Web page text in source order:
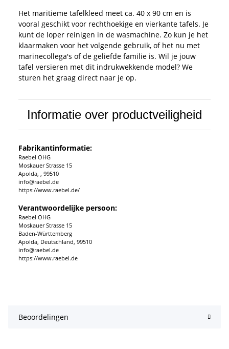
Het maritieme tafelkleed meet ca. 40 x 90 cm en is
vooral geschikt voor rechthoekige en vierkante tafels. Je
kunt de loper reinigen in de wasmachine. Zo kun je het
klaarmaken voor het volgende gebruik, of het nu met
marinecollega's of de geliefde familie is. Wil je jouw
tafel versieren met dit indrukwekkende model? We
sturen het graag direct naar je op.
Informatie over productveiligheid
Fabrikantinformatie:
Raebel OHG
Moskauer Strasse 15
Apolda, , 99510
info@raebel.de
https://www.raebel.de/
Verantwoordelijke persoon:
Raebel OHG
Moskauer Strasse 15
Baden-Württemberg
Apolda, Deutschland, 99510
info@raebel.de
https://www.raebel.de
Beoordelingen